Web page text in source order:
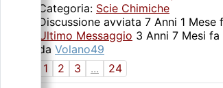
Categoria: Scie Chimiche
Discussione avviata 7 Anni 1 Mese
Ultimo Messaggio 3 Anni 7 Mesi fa
da Volano49
1
2 3 ...
24